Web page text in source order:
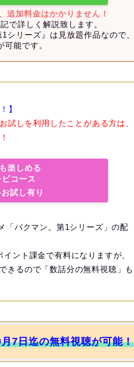
追加料金はかかりません！
で詳しく解説致します。
シリーズ』は見放題作品なので、
可能です。
】
試しを利用したことがある方は、
楽しめる
コース
試し有り
「バクマン。第1シリーズ」の配
ント課金で有料になりますが、
きるので「数話分の無料視聴」も
7日迄の無料視聴が可能！